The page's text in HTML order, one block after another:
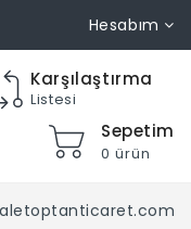
Hesabım
Karşılaştırma
Listesi
Sepetim
0 ürün